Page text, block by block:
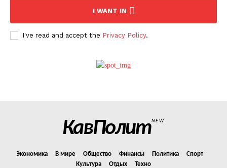
О нас
Политика конфиденциальности
I WANT IN
I've read and accept the Privacy Policy.
КавПолитNEW
Экономика В мире Общество Финансы Политика
Спорт
Культура
Отдых Техно